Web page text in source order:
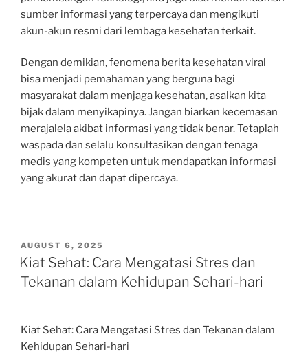
sumber informasi yang terpercaya dan mengikuti
akun-akun resmi dari lembaga kesehatan terkait.
Dengan demikian, fenomena berita kesehatan viral
bisa menjadi pemahaman yang berguna bagi
masyarakat dalam menjaga kesehatan, asalkan kita
bijak dalam menyikapinya. Jangan biarkan kecemasan
merajalela akibat informasi yang tidak benar. Tetaplah
waspada dan selalu konsultasikan dengan tenaga
medis yang kompeten untuk mendapatkan informasi
yang akurat dan dapat dipercaya.
POSTED
ON
AUGUST 6, 2025
Kiat Sehat: Cara Mengatasi Stres dan
Tekanan dalam Kehidupan Sehari-hari
Kiat Sehat: Cara Mengatasi Stres dan Tekanan dalam
Kehidupan Sehari-hari